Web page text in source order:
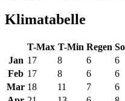
Klimatabelle
T-Max T-Min Regen
Jan 17 8 6
6
Feb 17 8 6
6
Mar 18 11 7
6